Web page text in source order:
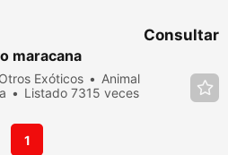
maracana
Otros Exóticos
Animal
Listado 7315 veces
Consultar
1